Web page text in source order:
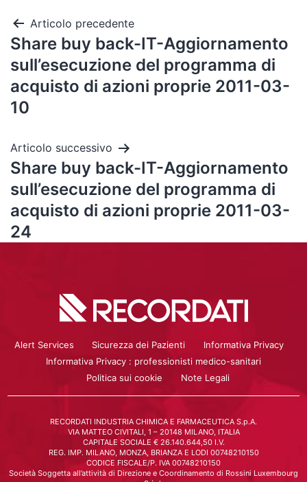
Articolo precedente
Share buy back-IT-Aggiornamento
sull’esecuzione del programma di
acquisto di azioni proprie 2011-03-
10
Articolo successivo
Share buy back-IT-Aggiornamento
sull’esecuzione del programma di
acquisto di azioni proprie 2011-03-
24
Alert Services Sicurezza dei Pazienti
Informativa Privacy
Informativa Privacy : professionisti medico-sanitari
Politica sui cookie
Note Legali
RECORDATI INDUSTRIA CHIMICA E FARMACEUTICA S.p.A.
VIA MATTEO CIVITALI, 1 – 20148 MILANO, ITALIA
CAPITALE SOCIALE € 26.140.644,50 I.V.
REG. IMP. MILANO, MONZA, BRIANZA E LODI 00748210150
CODICE FISCALE/P. IVA 00748210150
Società Soggetta all’attività di Direzione e Coordinamento di Rossini Luxembourg